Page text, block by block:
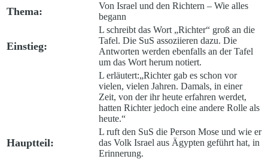
Thema:
Von Israel und den Richtern – Wie alles
begann
Einstieg:
L schreibt das Wort „Richter“ groß an die
Tafel. Die SuS assoziieren dazu. Die
Antworten werden ebenfalls an der Tafel
um das Wort herum notiert.
L erläutert:„Richter gab es schon vor
vielen, vielen Jahren. Damals, in einer
Zeit, von der ihr heute erfahren werdet,
hatten Richter jedoch eine andere Rolle als
heute.“
Hauptteil:
L ruft den SuS die Person Mose und wie er
das Volk Israel aus Ägypten geführt hat, in
Erinnerung.